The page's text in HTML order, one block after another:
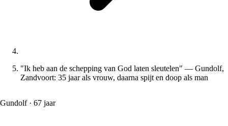
"Ik heb aan de schepping van God laten sleutelen" — Gundolf,
Zandvoort: 35 jaar als vrouw, daarna spijt en doop als man
Gundolf· 67 jaar